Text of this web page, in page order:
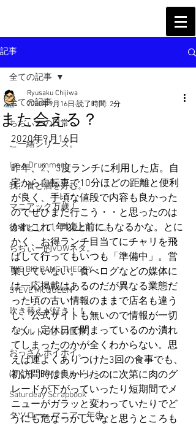
記事
全ての記事
ちぢぃーの日常
ご一緒シリーズ。
I'm a Drummer!
我、食と酒を好む。
マニアック万歳！
役者として、声優として。
ちぢぃー的VOWネタ。
THE BIG BANG THEORY
STEVE McQUEEN
吹き替えが好き！！
「ウルトラ」の世界。
おっさんホイホイ。
ぼくら、YMOチルドレン。
Saturdeay Scrapbook
タツロー・マニア一年生。
全ての記事
また会える？
Ryusaku Chijiwa
2020年9月16日 読了時間: 2分
2020年9月16日
昨年、2、3度ランチに利用した店。自
宅から自転車で10分ほどの距離と便利
が良く、手頃な値段で内容も良かった
のでぜひまた行こう・・と思ったのは
かれこれ1年以上前にもなるかな。とに
かく、お得ランチ目当てにチャリを飛
ばして行ってもいつも「準備中」。営
業していない。食べログなどの媒体に
は一応掲載はあるのだが異なる業態だ
った頃の古い情報のままで店名も違う
し、公式サイトも無いので情報が一切
なく、定休日で閉まっているのか潰れ
てしまったのかが全くわからない。思
えば運よくありつけた3回の食事でも、
初訪問時は良かったのに次第に肉のグ
レードが下がっていったり短期間でメ
ニューがガラッと変わっていたりでど
うにも危なっかしいなと思うところも